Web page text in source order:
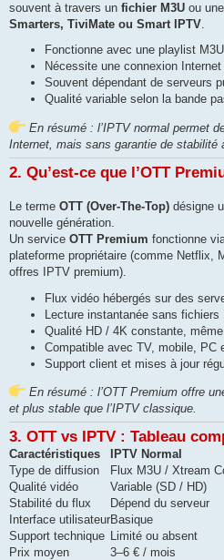
souvent à travers un fichier M3U ou
Smarters, TiviMate ou Smart IPTV.
Fonctionne avec une playlist
Nécessite une connexion
Souvent dépendant de serveurs
Qualité variable selon la bande
En résumé : l’IPTV normal permet
Internet, mais sans garantie de stabilité
2. Qu’est-ce que l’OTT
Le terme OTT (Over-The-Top) désigne
nouvelle génération.
Un service OTT Premium fonctionne
plateforme propriétaire (comme Netflix,
offres IPTV premium).
Flux vidéo hébergés sur des
Lecture instantanée sans fichiers
Qualité HD / 4K constante,
Compatible avec TV, mobile, PC
Support client et mises à jour
En résumé : l’OTT Premium offre
et plus stable que l’IPTV classique.
3. OTT vs IPTV : Tableau
Caractéristiques IPTV Normal
Type de diffusion
Flux M3U / Xtream
Qualité vidéo
Variable (SD / HD)
Stabilité du flux
Dépend du serveur
Interface utilisateurBasique
Support technique Limité ou absent
Prix moyen
3–6 € / mois